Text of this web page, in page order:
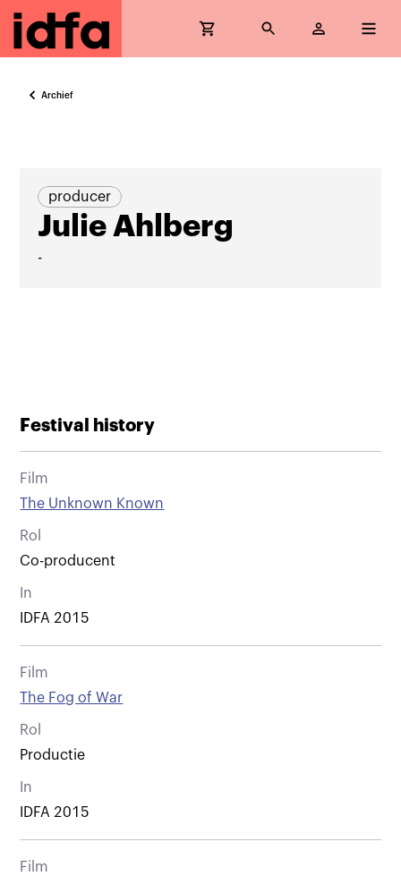
Archief
producer
Julie Ahlberg
-
Festival history
Film
The Unknown Known
Rol
Co-producent
In
IDFA 2015
Film
The Fog of War
Rol
Productie
In
IDFA 2015
Film